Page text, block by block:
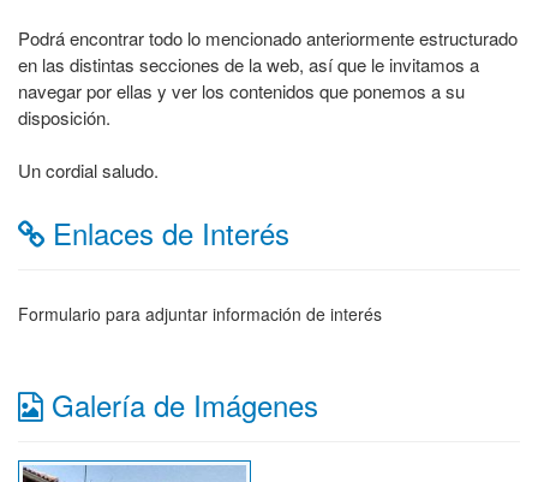
Podrá encontrar todo lo mencionado anteriormente estructurado
en las distintas secciones de la web, así que le invitamos a
navegar por ellas y ver los contenidos que ponemos a su
disposición.
Un cordial saludo.
Enlaces de Interés
Formulario para adjuntar información de interés
Galería de Imágenes